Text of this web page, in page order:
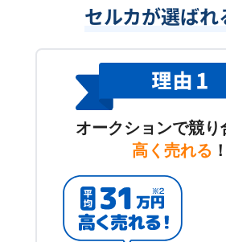
セルカが選ばれ
オークションで競り
高く売れる ！